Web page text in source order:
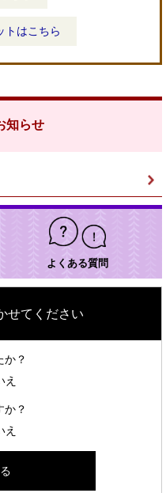
トはこちら
知らせ
よくある質問
せてください
か？
え
か？
え